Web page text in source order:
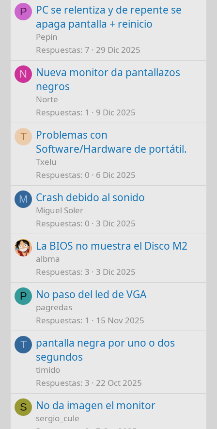
P
PC se relentiza y de repente se
apaga pantalla + reinicio
Pepin
Respuestas 7 29 Dic 2025
N
Nueva monitor da pantallazos
negros
Norte
Respuestas 1 9 Dic 2025
T
Problemas con
Software/Hardware de portátil.
Txelu
Respuestas 0 6 Dic 2025
M Crash debido al sonido
Miguel Soler
Respuestas 0 3 Dic 2025
La BIOS no muestra el Disco M2
albma
Respuestas 3 3 Dic 2025
P No paso del led de VGA
pagredas
Respuestas 1 15 Nov 2025
T
pantalla negra por uno o dos
segundos
timido
Respuestas 3 22 Oct 2025
S No da imagen el monitor
sergio_cule